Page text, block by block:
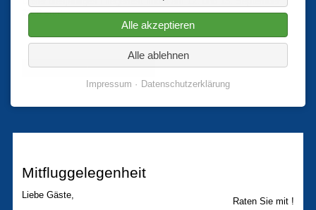
2026 statt.
Weitere Informationen hier...
Mitfluggelegenheit
Raten Sie mit !
Liebe Gäste,
Alle akzeptieren
Alle ablehnen
Impressum Datenschutzerklärung